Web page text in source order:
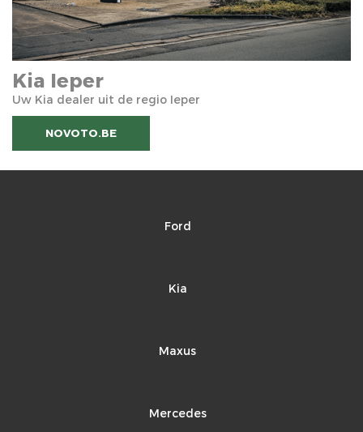
Kia Ieper
Uw Kia dealer uit de regio Ieper
NOVOTO.BE
Ford
Kia
Maxus
Mercedes